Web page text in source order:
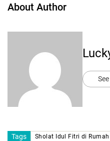
About Author
Tags Sholat Idul Fitri di Rumah